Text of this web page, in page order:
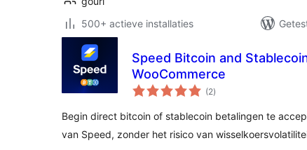
500+ actieve installaties
Speed Bitcoin and
WooCommerce
(2totaal
waarderingen
)
Begin direct bitcoin of stablecoin betalingen te
van Speed, zonder het risico van